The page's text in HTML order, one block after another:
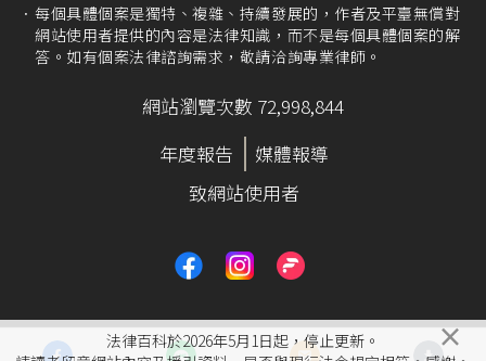
每個具體個案是獨特、複雜、持續發展的，作者及平臺無償對
網站使用者提供的內容是法律知識，而不是每個具體個案的解
答。如有個案法律諮詢需求，敬請洽詢專業律師。
網站瀏覽次數 72,998,844
年度報告
媒體報導
致網站使用者
法律百科於2026年5月1日起，停止更新。
×